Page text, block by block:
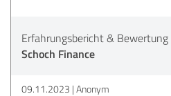
Erfahrungsbericht & Bewertung
Schoch Finance
09.11.2023 Anonym